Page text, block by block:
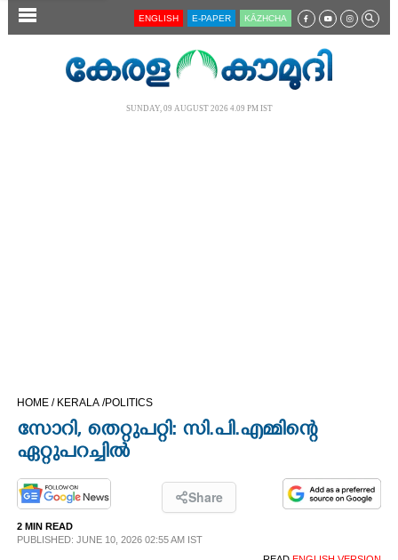
SECTIONS
OPINION
ENGLISH E-PAPER KĀZHCHA
SUNDAY, 09 AUGUST 2026 4.09 PM IST
HOME / KERALA /POLITICS
സോറി, തെറ്റുപറ്റി: സി.പി.എമ്മിന്റെ
ഏറ്റുപറച്ചിൽ
Share
2 MIN READ
PUBLISHED: JUNE 10, 2026 02:55 AM IST